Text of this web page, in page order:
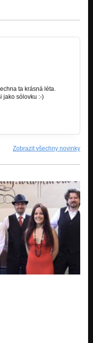
ta krásná léta.
jako sólovku :-)
Zobrazit všechny novinky